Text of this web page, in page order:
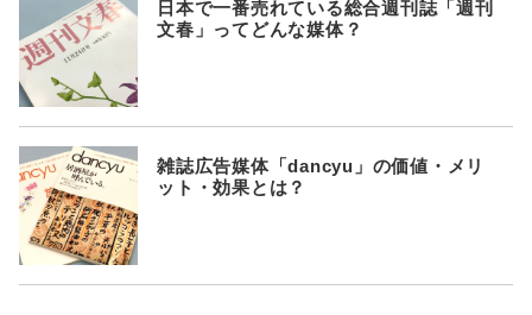
日本で一番売れている総合週刊誌「週刊
文春」ってどんな媒体？
雑誌広告媒体「dancyu」の価値・メリ
ット・効果とは？